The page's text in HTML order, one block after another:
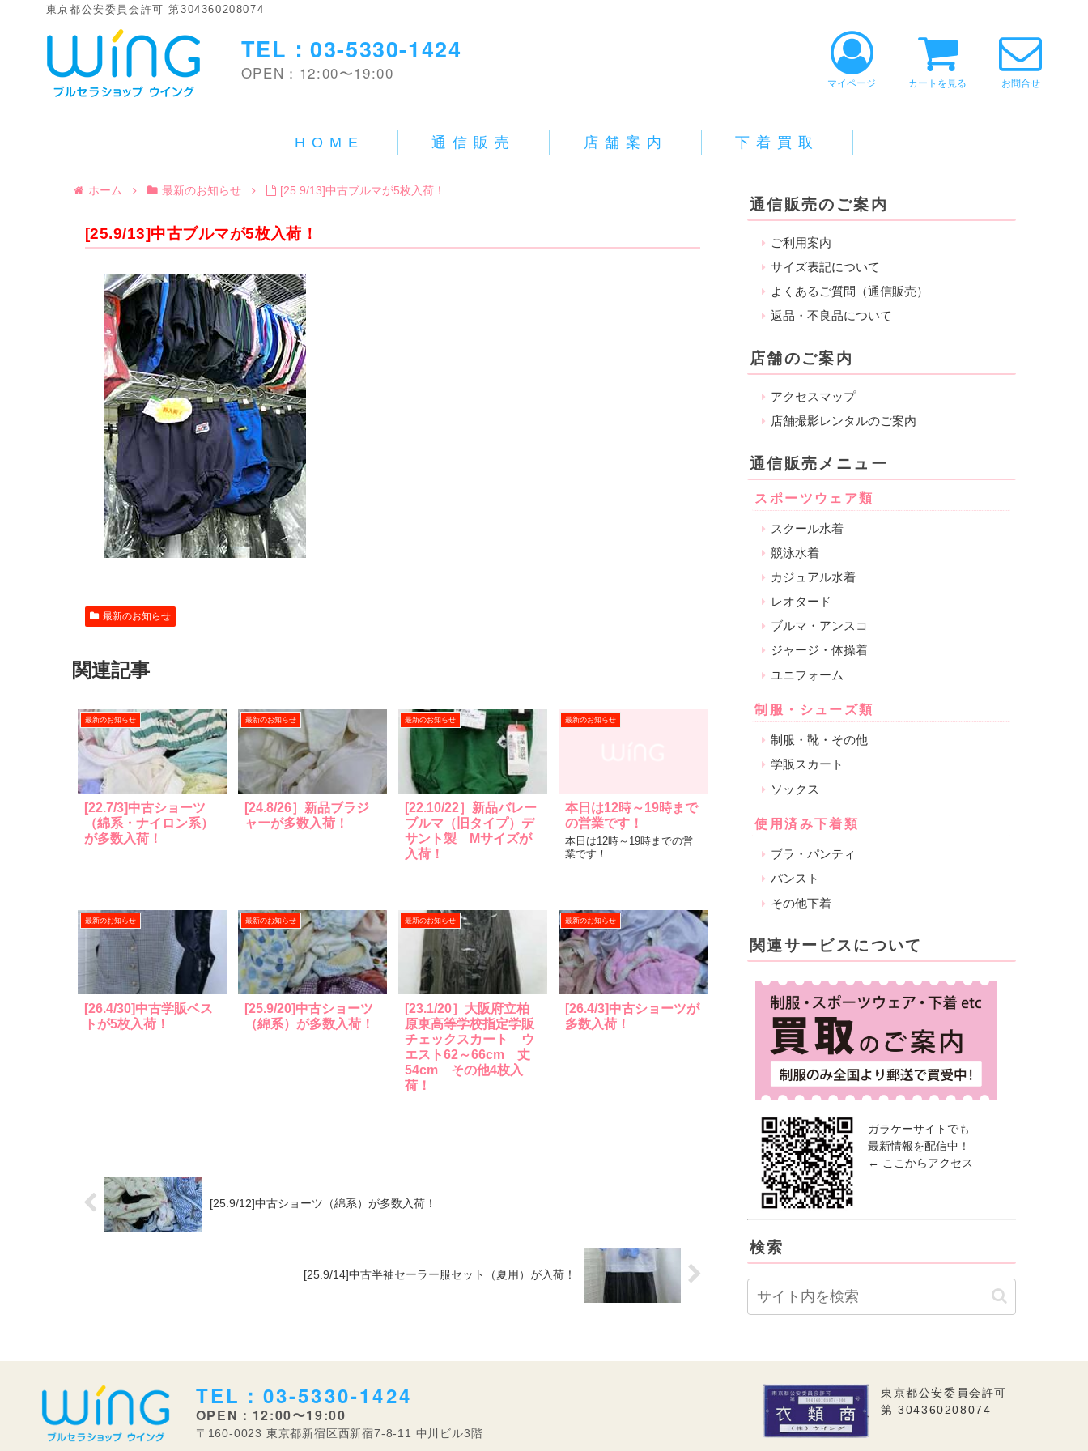
東京都公安委員会許可 第304360208074
TEL：03-5330-1424
OPEN：12:00〜19:00
マイページ カートを見る お問合せ
HOME 通信販売 店舗案内 下着買取
ホーム 最新のお知らせ [25.9/13]中古ブルマが5枚入荷！
[25.9/13]中古ブルマが5枚入荷！
最新のお知らせ
関連記事
最新のお知らせ
[22.7/3]中古ショーツ
（綿系・ナイロン系）
が多数入荷！
最新のお知らせ
[24.8/26］新品ブラジ
ャーが多数入荷！
最新のお知らせ
[22.10/22］新品バレー
ブルマ（旧タイプ）デ
サント製 Mサイズが
入荷！
最新のお知らせ
本日は12時～19時まで
の営業です！
本日は12時～19時までの営
業です！
最新のお知らせ
[26.4/30]中古学販ベス
トが5枚入荷！
最新のお知らせ
[25.9/20]中古ショーツ
（綿系）が多数入荷！
最新のお知らせ
[23.1/20］大阪府立柏
原東高等学校指定学販
チェックスカート ウ
エスト62～66cm 丈
54cm その他4枚入
荷！
最新のお知らせ
[26.4/3]中古ショーツが
多数入荷！
[25.9/12]中古ショーツ（綿系）が多数入荷！
[25.9/14]中古半袖セーラー服セット（夏用）が入荷！
通信販売のご案内
ご利用案内
サイズ表記について
よくあるご質問（通信販売）
返品・不良品について
店舗のご案内
アクセスマップ
店舗撮影レンタルのご案内
通信販売メニュー
スポーツウェア類
スクール水着
競泳水着
カジュアル水着
レオタード
ブルマ・アンスコ
ジャージ・体操着
ユニフォーム
制服・シューズ類
制服・靴・その他
学販スカート
ソックス
使用済み下着類
ブラ・パンティ
パンスト
その他下着
関連サービスについて
ガラケーサイトでも
最新情報を配信中！
← ここからアクセス
検索
TEL：03-5330-1424
OPEN：12:00〜19:00
〒160-0023 東京都新宿区西新宿7-8-11 中川ビル3階
東京都公安委員会許可
第 304360208074